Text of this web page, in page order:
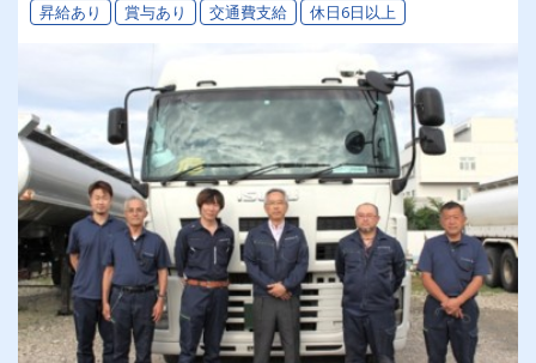
昇給あり 賞与あり 交通費支給 休日6日以上